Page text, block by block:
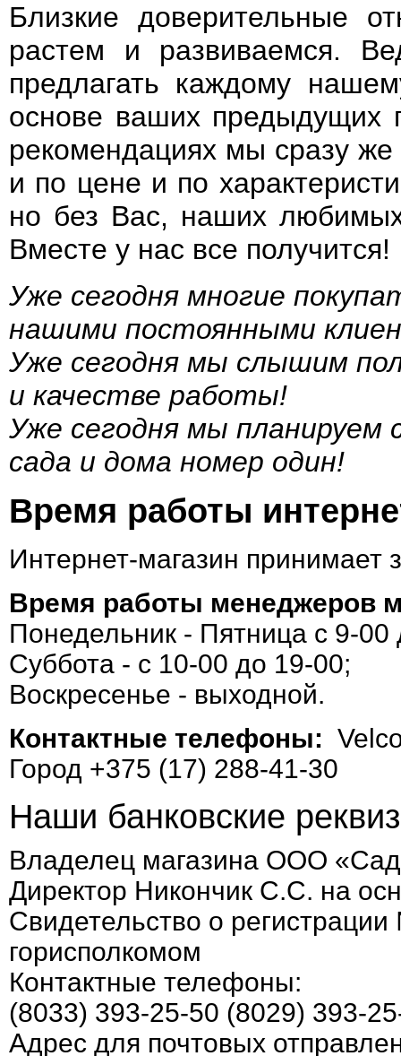
Близкие доверительные
растем и развиваемся.
предлагать каждому
основе ваших предыдущих
рекомендациях мы сразу
и по цене и по
но без Вас, наших
Вместе у нас все получится!
Уже сегодня многие
нашими постоянными
Уже сегодня мы слышим
и качестве работы!
Уже сегодня мы
сада и дома номер один!
Время работы
Интернет-магазин принимает
Время работы менеджеров
Понедельник - Пятница с 9-00
Суббота - с 10-00 до 19-00;
Воскресенье - выходной.
Контактные телефоны:
Город +375 (17) 288-41-30
Наши банковские
Владелец магазина ООО
Директор Никончик С.С. на
Свидетельство о
горисполкомом
Контактные телефоны:
(8033) 393-25-50 (8029) 393-
Адрес для почтовых